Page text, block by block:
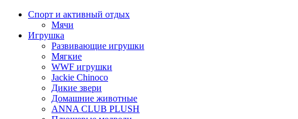
Спорт и активный отдых
Мячи
Игрушка
Развивающие игрушки
Мягкие
WWF игрушки
Jackie Chinoсo
Дикие звери
Домашние животные
ANNA CLUB PLUSH